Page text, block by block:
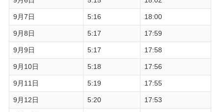
9月7日 5:16 18:00
9月8日 5:17 17:59
9月9日 5:17 17:58
9月10日 5:18 17:56
9月11日 5:19 17:55
9月12日 5:20 17:53